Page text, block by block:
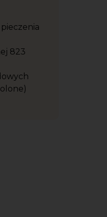
823